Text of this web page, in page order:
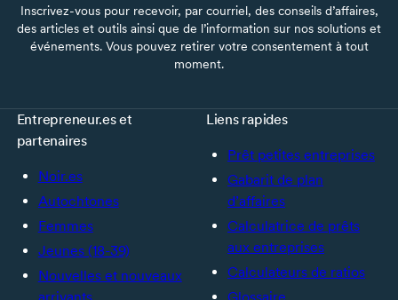
Inscrivez-vous pour recevoir, par courriel, des conseils d’affaires,
des articles et outils ainsi que de l’information sur nos solutions et
événements. Vous pouvez retirer votre consentement à tout
moment.
Entrepreneur.es et
partenaires
Noir.es
Autochtones
Femmes
Jeunes (18-39)
Nouvelles et nouveaux
Liens rapides
Prêt petites entreprises
Gabarit de plan
d’affaires
Calculatrice de prêts
aux entreprises
Calculateurs de ratios